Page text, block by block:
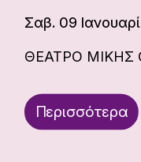
Σαβ. 09
ΘΕΑΤΡΟ ΜΙΚΗΣ
Περισσότερα